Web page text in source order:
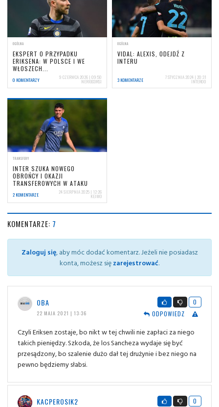
OGÓLNA
EKSPERT O PRZYPADKU
ERIKSENA: W POLSCE I WE
WŁOSZECH...
0 KOMENTARZY 9 CZERWCA 2026 | 09:50
NERIOCORSI
OGÓLNA
VIDAL: ALEXIS, ODEJDŹ Z
INTERU
3 KOMENTARZE 7 STYCZNIA 2024 | 20:31
INTER00
TRANSFERY
INTER SZUKA NOWEGO
OBROŃCY I OKAZJI
TRANSFEROWYCH W ATAKU
2 KOMENTARZE 24 SIERPNIA 2025 | 12:26
KEJMO
KOMENTARZE: 7
Zaloguj się, aby móc dodać komentarz. Jeżeli nie posiadasz
konta, możesz sięzarejestrować.
OBA
22 MAJA 2021 | 13:36
0
ODPOWIEDZ
Czyli Eriksen zostaje, bo nikt w tej chwili nie zapłaci za niego
takich pieniędzy. Szkoda, że los Sancheza wydaje się być
przesądzony, bo szalenie dużo dał tej drużynie i bez niego na
pewno będziemy słabsi.
KACPEROSIK2
0